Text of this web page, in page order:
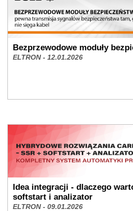
Bezprzewodowe moduły
ELTRON - 12.01.2026
Idea integracji - dlaczego
softstart i analizator
ELTRON - 09.01.2026